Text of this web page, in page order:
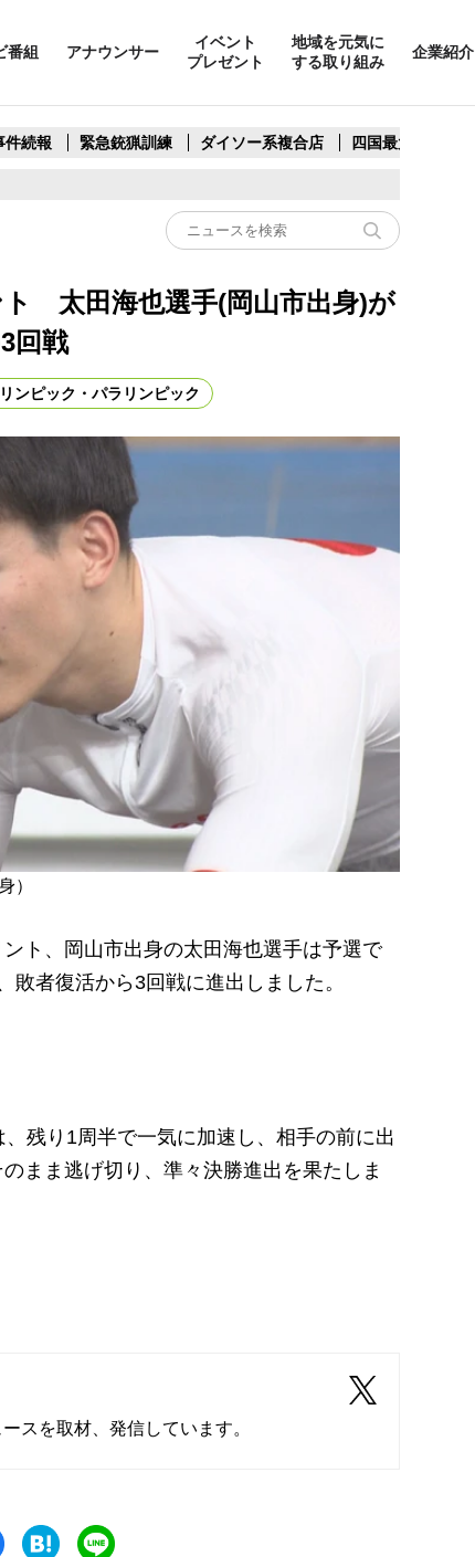
番組 アナウンサー
イベント
プレゼント
地域を元気に
する取り組み
企業紹介
件続報 緊急銃猟訓練 ダイソー系複合店 四国最大スリコ
太田海也選手(岡山市出身)が
回戦
ンピック・パラリンピック
）
ト、岡山市出身の太田海也選手は予選で
者復活から3回戦に進出しました。
残り1周半で一気に加速し、相手の前に出
まま逃げ切り、準々決勝進出を果たしま
スを取材、発信しています。